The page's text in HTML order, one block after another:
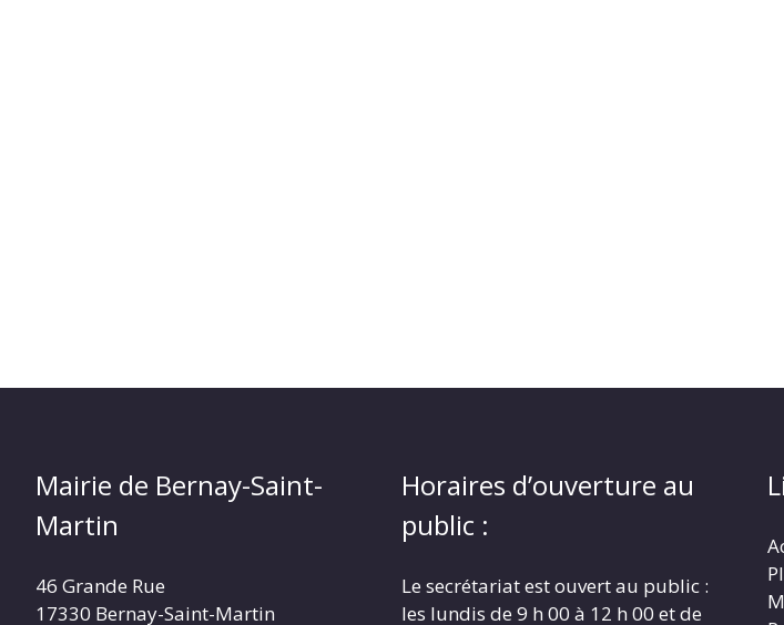
Mairie de Bernay-Saint-
Martin
46 Grande Rue
17330 Bernay-Saint-Martin
Horaires d’ouverture au
public :
Le secrétariat est ouvert au public :
les lundis de 9 h 00 à 12 h 00 et de